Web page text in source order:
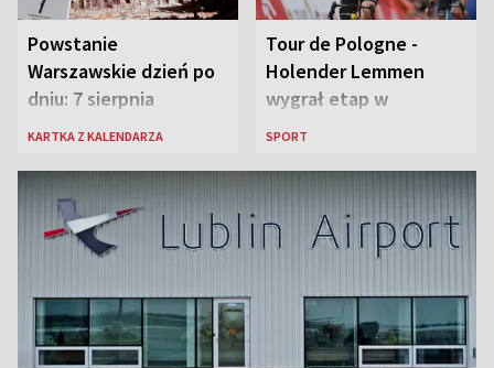
Powstanie
Warszawskie dzień po
dniu: 7 sierpnia
KARTKA Z KALENDARZA
Tour de Pologne -
Holender Lemmen
wygrał etap w
Karpaczu i został
SPORT